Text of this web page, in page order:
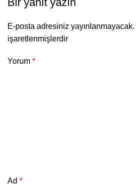
E-posta adresiniz yayınlanmayacak.
işaretlenmişlerdir
Yorum *
Ad *